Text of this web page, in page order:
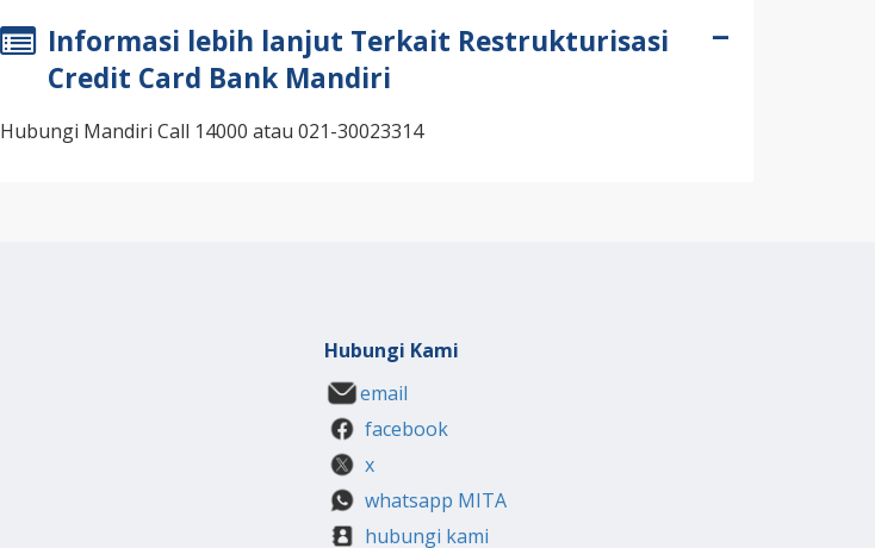
Informasi lebih lanjut Terkait Restrukturisasi
Credit Card Bank Mandiri
Hubungi Mandiri Call 14000 atau 021-30023314
Hubungi Kami
email
facebook
x
whatsapp MITA
hubungi kami